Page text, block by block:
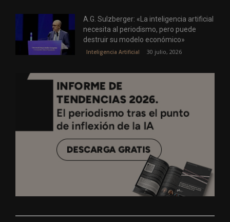
A.G. Sulzberger: «La inteligencia artificial
necesita al periodismo, pero puede
destruir su modelo económico»
Inteligencia Artificial 30 julio, 2026